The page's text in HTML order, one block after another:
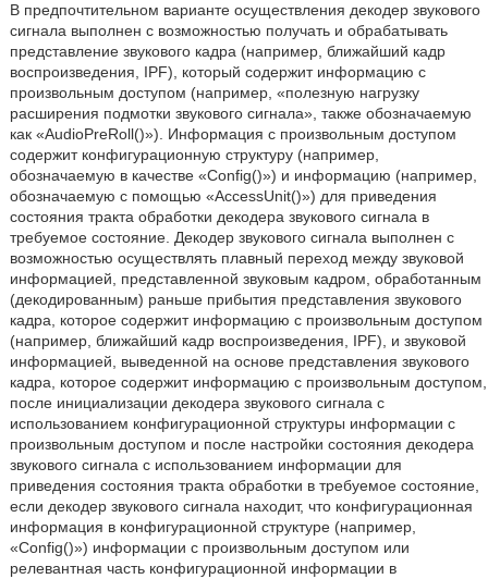
В предпочтительном варианте осуществления декодер звукового
сигнала выполнен с возможностью получать и обрабатывать
представление звукового кадра (например, ближайший кадр
воспроизведения, IPF), который содержит информацию с
произвольным доступом (например, «полезную нагрузку
расширения подмотки звукового сигнала», также обозначаемую
как «AudioPreRoll()»). Информация с произвольным доступом
содержит конфигурационную структуру (например,
обозначаемую в качестве «Config()») и информацию (например,
обозначаемую с помощью «AccessUnit()») для приведения
состояния тракта обработки декодера звукового сигнала в
требуемое состояние. Декодер звукового сигнала выполнен с
возможностью осуществлять плавный переход между звуковой
информацией, представленной звуковым кадром, обработанным
(декодированным) раньше прибытия представления звукового
кадра, которое содержит информацию с произвольным доступом
(например, ближайший кадр воспроизведения, IPF), и звуковой
информацией, выведенной на основе представления звукового
кадра, которое содержит информацию с произвольным доступом,
после инициализации декодера звукового сигнала с
использованием конфигурационной структуры информации с
произвольным доступом и после настройки состояния декодера
звукового сигнала с использованием информации для
приведения состояния тракта обработки в требуемое состояние,
если декодер звукового сигнала находит, что конфигурационная
информация в конфигурационной структуре (например,
«Config()») информации с произвольным доступом или
релевантная часть конфигурационной информации в